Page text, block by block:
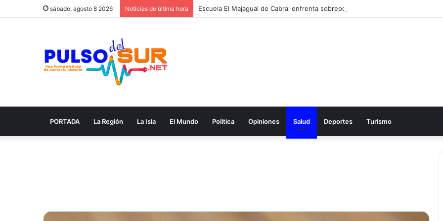
sábado, agosto 8 2026 Noticias de última hora
PORTADA La Región La Isla El Mundo Politica Opiniones Salud Deportes Turismo